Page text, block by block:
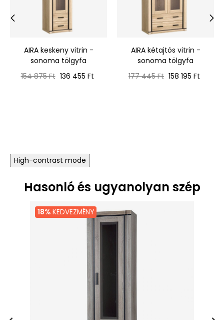
AIRA keskeny vitrin -
sonoma tölgyfa
Normál
154 875 Ft Ár
136 455 Ft
AIRA kétajtós vitrin -
sonoma tölgyfa
Normál
177 445 Ft Ár
158 195 Ft
High-contrast mode
Hasonló és ugyanolyan szép
18% KEDVEZMÉNY